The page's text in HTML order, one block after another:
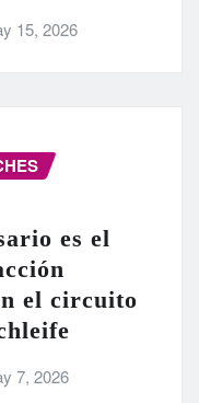
15, 2026
es el
el circuito
7, 2026